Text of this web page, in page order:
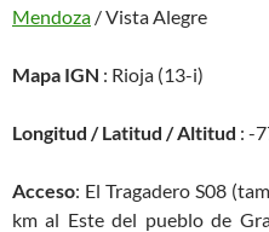
Mendoza / Vista Alegre
Mapa IGN : Rioja (13-i)
Longitud / Latitud / Altitud : -
Acceso: El Tragadero S08
km al Este del pueblo de